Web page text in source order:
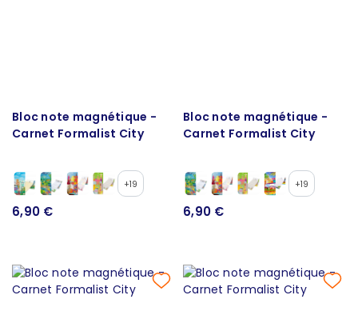
Bloc note magnétique -
Carnet Formalist City
+19
6,90 €
Bloc note magnétique -
Carnet Formalist City
+19
6,90 €